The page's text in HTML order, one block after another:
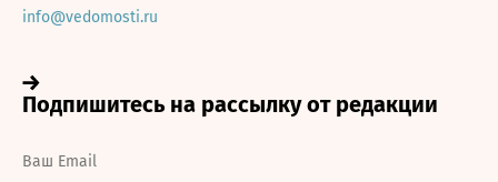
info@vedomosti.ru